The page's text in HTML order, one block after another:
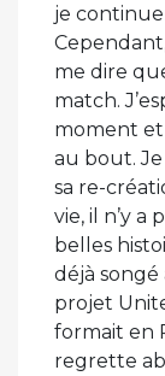
je
me dire
match.
moment
au bout.
sa re-
vie, il n’y a
belles
déjà
projet
formait en
regrette